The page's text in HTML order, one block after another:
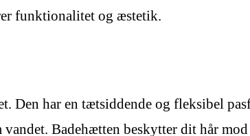
funktionalitet og æstetik.
Den har en tætsiddende og fleksibel
Badehætten beskytter dit hår